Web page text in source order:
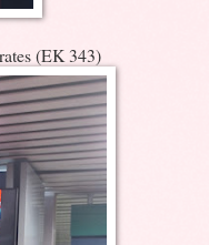
(EK 343)